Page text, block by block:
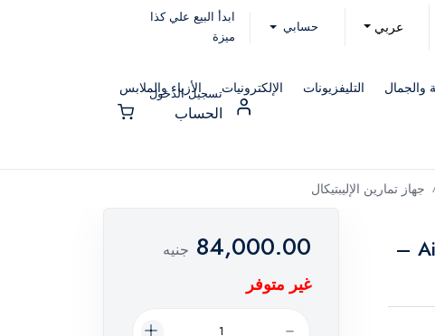
عربي حسابي
ابدأ البيع علي كذا
ميزة
والجمال التليفزيونات الإلكترونيات الأزياء والملابس
تسجيل الدخول
الحساب
جهاز تمارين الإليبتيكال
جهاز إليبتيكال نورديك تراك AirGlide LE –
84,000.00 جنيه
غير متوفر